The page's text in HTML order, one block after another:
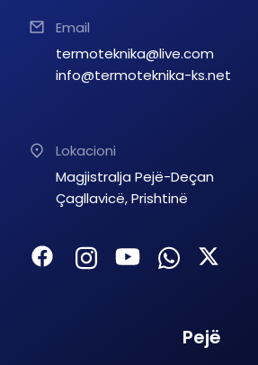
Email
termoteknika@live.com
info@termoteknika-ks.net
Lokacioni
Magjistralja Pejë-Deçan
Çagllavicë, Prishtinë
Pejë